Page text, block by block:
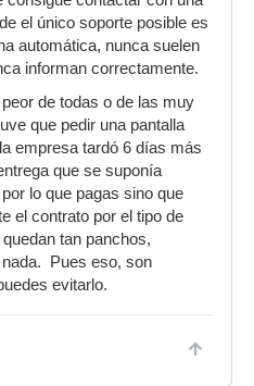
el único soporte posible es
automática, nunca suelen
informan correctamente.
de todas o de las muy
que pedir una pantalla
empresa tardó 6 días más
que se suponía
lo que pagas sino que
el contrato por el tipo de
tan panchos,
Pues eso, son
evitarlo.